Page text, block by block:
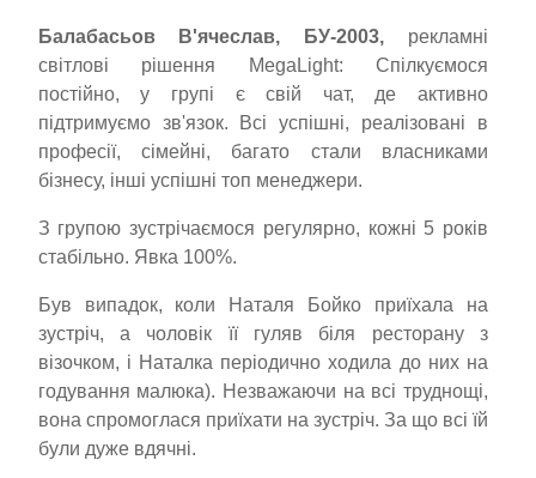
Балабасьов В'ячеслав, БУ-2003, рекламні
світлові рішення MegaLight: Спілкуємося
постійно, у групі є свій чат, де активно
підтримуємо зв'язок. Всі успішні, реалізовані в
професії, сімейні, багато стали власниками
бізнесу, інші успішні топ менеджери.
З групою зустрічаємося регулярно, кожні 5 років
стабільно. Явка 100%.
Був випадок, коли Наталя Бойко приїхала на
зустріч, а чоловік її гуляв біля ресторану з
візочком, і Наталка періодично ходила до них на
годування малюка). Незважаючи на всі труднощі,
вона спромоглася приїхати на зустріч. За що всі їй
були дуже вдячні.